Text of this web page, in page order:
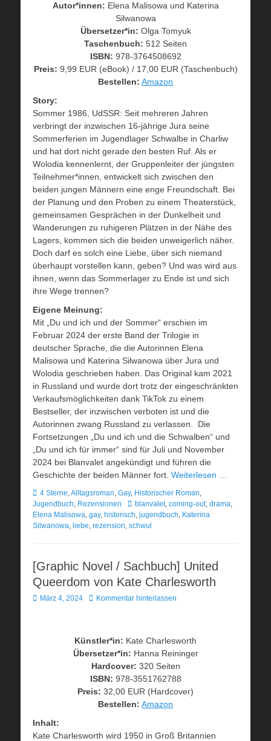
Autor*innen: Elena Malisowa und Katerina
Silwanowa
Übersetzer*in: Olga Tomyuk
Taschenbuch: 512 Seiten
ISBN: 978-3764508692
Preis: 9,99 EUR (eBook) / 17,00 EUR (Taschenbuch)
Bestellen: Amazon
Story:
Sommer 1986, UdSSR: Seit mehreren Jahren
verbringt der inzwischen 16-jährige Jura seine
Sommerferien im Jugendlager Schwalbe in Charliw
und hat dort nicht gerade den besten Ruf. Als er
Wolodia kennenlernt, der Gruppenleiter der jüngsten
Teilnehmer*innen, entwickelt sich zwischen den
beiden jungen Männern eine enge Freundschaft. Bei
der Planung und den Proben zu einem Theaterstück,
gemeinsamen Gesprächen in der Dunkelheit und
Wanderungen zu ruhigeren Plätzen in der Nähe des
Lagers, kommen sich die beiden unweigerlich näher.
Doch darf es solch eine Liebe, über sich niemand
überhaupt vorstellen kann, geben? Und was wird aus
ihnen, wenn das Sommerlager zu Ende ist und sich
ihre Wege trennen?
Eigene Meinung:
Mit „Du und ich und der Sommer“ erschien im
Februar 2024 der erste Band der Trilogie in
deutscher Sprache, die die Autorinnen Elena
Malisowa und Katerina Silwanowa über Jura und
Wolodia geschrieben haben. Das Original kam 2021
in Russland und wurde dort trotz der eingeschränkten
Verkaufsmöglichkeiten dank TikTok zu einem
Bestseller, der inzwischen verboten ist und die
Autorinnen zwang Russland zu verlassen. Die
Fortsetzungen „Du und ich und die Schwalben“ und
„Du und ich für immer“ sind für Juli und November
2024 bei Blanvalet angekündigt und führen die
Geschichte der beiden Männer fort. Weiterlesen …
Kategorien
4 Sterne,Alltagsroman, Gay, Historischer Roman,
Jugendbuch, Rezensionen Schlagworte
blanvalet, coming-out, drama,
Elena Malisowa, gay, historisch, jugendbuch, Katerina
Silwanowa, liebe, rezension, schwul
[Graphic Novel / Sachbuch] United
Queerdom von Kate Charlesworth
Veröffentlicht
März 4, 2024 Kommentar hinterlassen
Künstler*in: Kate Charlesworth
Übersetzer*in: Hanna Reininger
Hardcover: 320 Seiten
ISBN: 978-3551762788
Preis: 32,00 EUR (Hardcover)
Bestellen: Amazon
Inhalt:
Kate Charlesworth wird 1950 in Groß Britannien